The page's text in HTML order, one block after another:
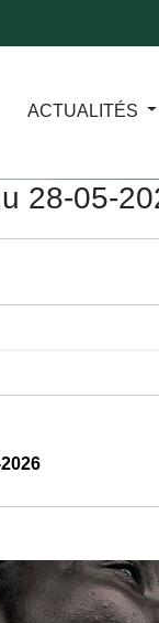
ACTUALITÉS
28-05-